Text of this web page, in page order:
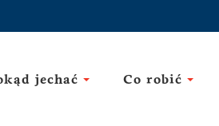
jechać Co robić